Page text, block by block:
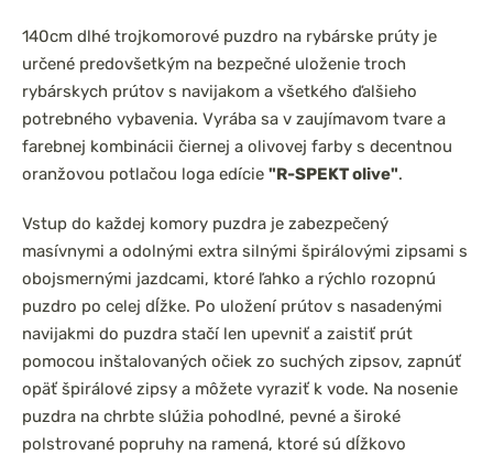
140cm dlhé trojkomorové puzdro na rybárske prúty je
určené predovšetkým na bezpečné uloženie troch
rybárskych prútov s navijakom a všetkého ďalšieho
potrebného vybavenia. Vyrába sa v zaujímavom tvare a
farebnej kombinácii čiernej a olivovej farby s decentnou
oranžovou potlačou loga edície "R-SPEKT olive".
Vstup do každej komory puzdra je zabezpečený
masívnymi a odolnými extra silnými špirálovými zipsami s
obojsmernými jazdcami, ktoré ľahko a rýchlo rozopnú
puzdro po celej dĺžke. Po uložení prútov s nasadenými
navijakmi do puzdra stačí len upevniť a zaistiť prút
pomocou inštalovaných očiek zo suchých zipsov, zapnúť
opäť špirálové zipsy a môžete vyraziť k vode. Na nosenie
puzdra na chrbte slúžia pohodlné, pevné a široké
polstrované popruhy na ramená, ktoré sú dĺžkovo